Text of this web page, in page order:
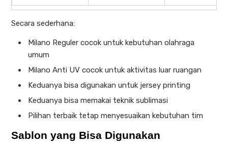
Secara sederhana:
Milano Reguler cocok untuk kebutuhan olahraga
umum
Milano Anti UV cocok untuk aktivitas luar ruangan
Keduanya bisa digunakan untuk jersey printing
Keduanya bisa memakai teknik sublimasi
Pilihan terbaik tetap menyesuaikan kebutuhan tim
Sablon yang Bisa Digunakan